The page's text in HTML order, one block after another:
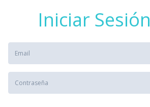
Iniciar Sesión